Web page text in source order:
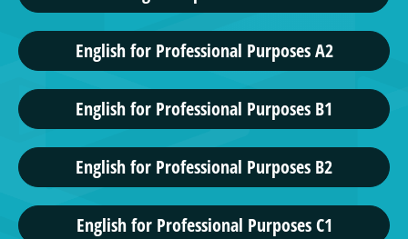
English for Professional Purposes A2
English for Professional Purposes B1
English for Professional Purposes B2
English for Professional Purposes C1